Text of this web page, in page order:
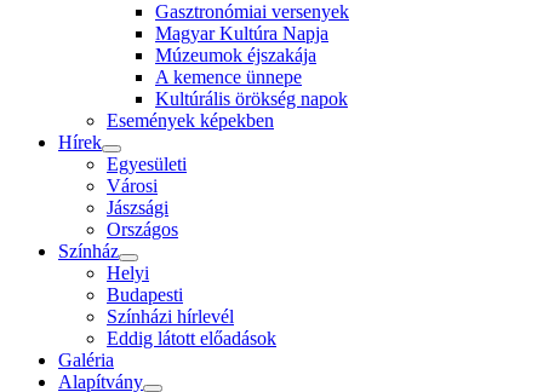
Gasztronómiai versenyek
Magyar Kultúra Napja
Múzeumok éjszakája
A kemence ünnepe
Kultúrális örökség napok
Események képekben
Hírek
Egyesületi
Városi
Jászsági
Országos
Színház
Helyi
Budapesti
Színházi hírlevél
Eddig látott előadások
Galéria
Alapítvány